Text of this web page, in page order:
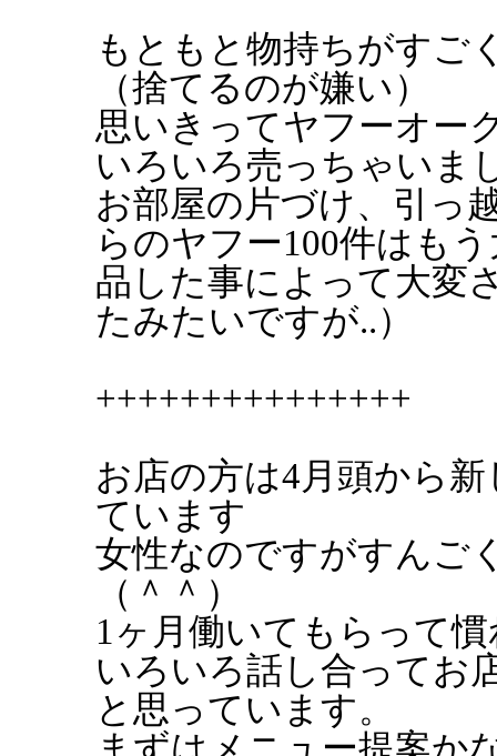
もともと物持ちがすご
（捨てるのが嫌い）
思いきってヤフーオー
いろいろ売っちゃいま
お部屋の片づけ、引っ
らのヤフー100件はも
品した事によって大変
たみたいですが..）
+++++++++++++++
お店の方は4月頭から
ています
女性なのですがすんご
（＾＾）
1ヶ月働いてもらって
いろいろ話し合ってお
と思っています。